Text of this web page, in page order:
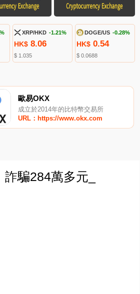
XRP/HKD -1.21%
HK$ 8.06
$ 1.035
DOGE/US -0.28%
HK$ 0.54
$ 0.0688
歐易OKX
成立於2014年的比特幣交易所
URL：https://www.okx.com
騙284萬多元_